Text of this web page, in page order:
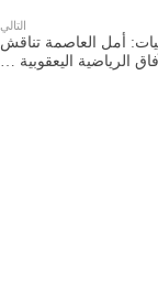
التالي
أمل العاصمة تناقش
الرياضية اليعقوبية …